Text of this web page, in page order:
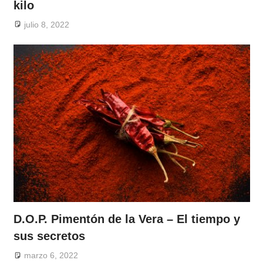
kilo
julio 8, 2022
D.O.P. Pimentón de la Vera – El tiempo y
sus secretos
marzo 6, 2022